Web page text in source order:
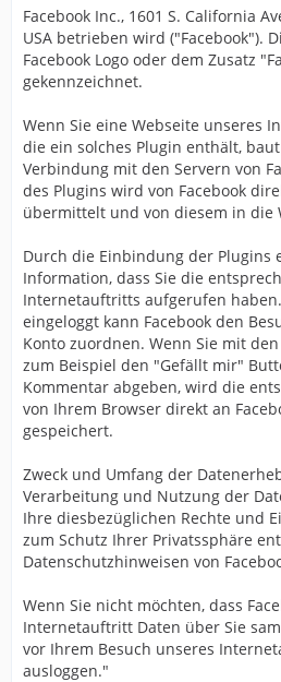
Facebook Inc., 1601 S. California
USA betrieben wird ("Facebook").
Facebook Logo oder dem Zusatz
gekennzeichnet.
Wenn Sie eine Webseite unseres
die ein solches Plugin enthält,
Verbindung mit den Servern von
des Plugins wird von Facebook
übermittelt und von diesem in die
Durch die Einbindung der Plugins
Information, dass Sie die
Internetauftritts aufgerufen
eingeloggt kann Facebook den
Konto zuordnen. Wenn Sie mit
zum Beispiel den "Gefällt mir"
Kommentar abgeben, wird die
von Ihrem Browser direkt an
gespeichert.
Zweck und Umfang der
Verarbeitung und Nutzung der
Ihre diesbezüglichen Rechte und
zum Schutz Ihrer Privatssphäre
Datenschutzhinweisen von
Wenn Sie nicht möchten, dass
Internetauftritt Daten über Sie
vor Ihrem Besuch unseres
ausloggen."